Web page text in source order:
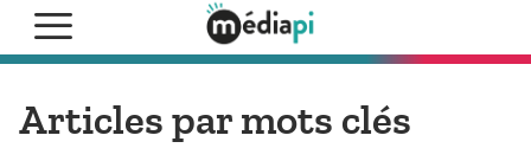
Articles par mots clés